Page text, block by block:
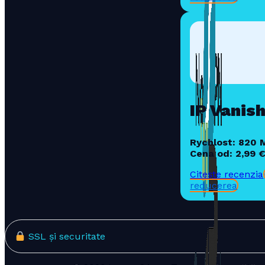
IP Vanish
Rychlost: 820
Cena od: 2,99 €
Citește recenzia
reducerea
SSL și securitate